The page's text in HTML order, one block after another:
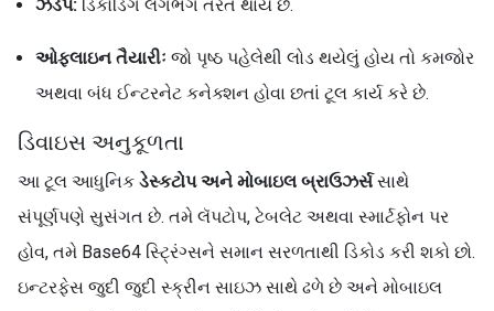
ઝડપ: ડિકોડિંગ લગભગ તરત થાય છે.
ઓફલાઇન તૈયારીઃ જો પૃષ્ઠ પહેલેથી લોડ થયેલું હોય તો કમજોર
અથવા બંધ ઈન્ટરનેટ કનેક્શન હોવા છતાં ટૂલ કાર્ય કરે છે.
ડિવાઇસ અનુકૂળતા
આ ટૂલ આધુનિક ડેસ્કટોપ અને મોબાઇલ બ્રાઉઝર્સસાથે
સંપૂર્ણપણે સુસંગત છે. તમે લૅપટોપ, ટેબલેટ અથવા સ્માર્ટફોન પર
હોવ, તમે Base64 સ્ટ્રિંગ્સને સમાન સરળતાથી ડિકોડ કરી શકો છો.
ઇન્ટરફેસ જુદી જુદી સ્ક્રીન સાઇઝ સાથે ઢળે છે અને મોબાઇલ